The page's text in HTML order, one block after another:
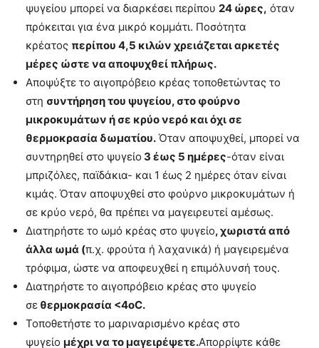
ψυγείου μπορεί να διαρκέσει περίπου 24 ώρες, όταν
πρόκειται για ένα μικρό κομμάτι. Ποσότητα
κρέατος περίπου 4,5 κιλών χρειάζεται αρκετές
μέρες ώστε να αποψυχθεί πλήρως.
Αποψύξτε το αιγοπρόβειο κρέας τοποθετώντας το
στη συντήρηση του ψυγείου, στο φούρνο
μικροκυμάτων ή σε κρύο νερό και όχι σε
θερμοκρασία δωματίου. Όταν αποψυχθεί, μπορεί να
συντηρηθεί στο ψυγείο 3 έως 5 ημέρες-όταν είναι
μπριζόλες, παϊδάκια- και 1 έως 2 ημέρες όταν είναι
κιμάς. Όταν αποψυχθεί στο φούρνο μικροκυμάτων ή
σε κρύο νερό, θα πρέπει να μαγειρευτεί αμέσως.
Διατηρήστε το ωμό κρέας στο ψυγείο, χωριστά από
άλλα ωμά (π.χ. φρούτα ή λαχανικά) ή μαγειρεμένα
τρόφιμα, ώστε να αποφευχθεί η επιμόλυνσή τους.
Διατηρήστε το αιγοπρόβειο κρέας στο ψυγείο
σε θερμοκρασία <4oC.
Τοποθετήστε το μαριναρισμένο κρέας στο
ψυγείο μέχρι να το μαγειρέψετε.Απορρίψτε κάθε